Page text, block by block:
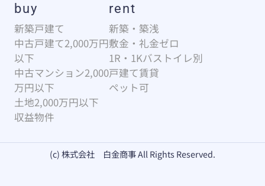
buy
新築戸建て
中古戸建て2,000万円
以下
中古マンション2,000
万円以下
土地2,000万円以下
収益物件
rent
新築・築浅
敷金・礼金ゼロ
1R・1Kバストイレ別
戸建て賃貸
ペット可
(c) 株式会社 白金商事 All Rights Reserved.